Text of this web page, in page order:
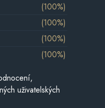
(100%)
(100%)
(100%)
(100%)
uživatelských